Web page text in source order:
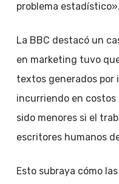
problema estadístico».
La BBC destacó un
en marketing tuvo
textos generados
incurriendo en
sido menores si el
escritores humanos
Esto subraya cómo